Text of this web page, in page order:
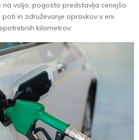
voljo, pogosto predstavlja cenejšo
in združevanje opravkov v eni
kilometrov.